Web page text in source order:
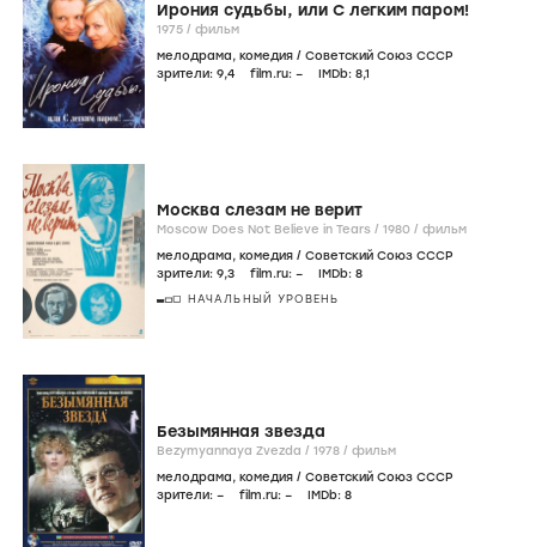
Ирония судьбы, или С легким паром!
1975 / фильм
мелодрама, комедия / Советский Союз СССР
зрители: 9,4 film.ru: – IMDb: 8,1
Москва слезам не верит
Moscow Does Not Believe in Tears / 1980 / фильм
мелодрама, комедия / Советский Союз СССР
зрители: 9,3 film.ru: – IMDb: 8
НАЧАЛЬНЫЙ УРОВЕНЬ
Безымянная звезда
Bezymyannaya Zvezda / 1978 / фильм
мелодрама, комедия / Советский Союз СССР
зрители: – film.ru: – IMDb: 8